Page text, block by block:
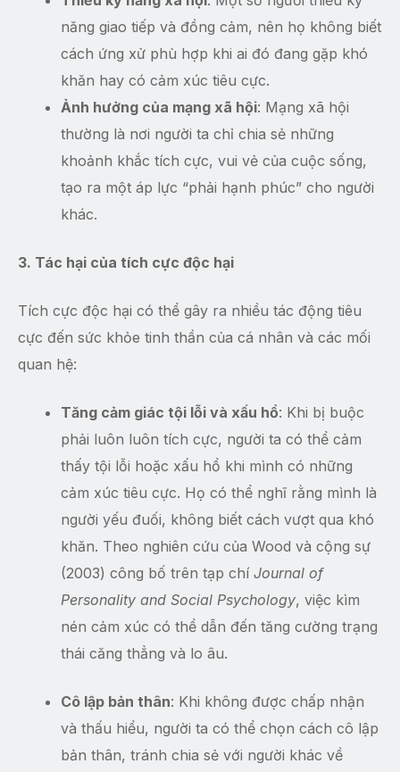
năng giao tiếp và đồng cảm, nên họ không biết
cách ứng xử phù hợp khi ai đó đang gặp khó
khăn hay có cảm xúc tiêu cực.
Ảnh hưởng của mạng xã hội: Mạng xã hội
thường là nơi người ta chỉ chia sẻ những
khoảnh khắc tích cực, vui vẻ của cuộc sống,
tạo ra một áp lực “phải hạnh phúc” cho người
khác.
3. Tác hại của tích cực độc hại
Tích cực độc hại có thể gây ra nhiều tác động tiêu
cực đến sức khỏe tinh thần của cá nhân và các mối
quan hệ:
Tăng cảm giác tội lỗi và xấu hổ: Khi bị buộc
phải luôn luôn tích cực, người ta có thể cảm
thấy tội lỗi hoặc xấu hổ khi mình có những
cảm xúc tiêu cực. Họ có thể nghĩ rằng mình là
người yếu đuối, không biết cách vượt qua khó
khăn. Theo nghiên cứu của Wood và cộng sự
(2003) công bố trên tạp chí Journal of
Personality and Social Psychology, việc kìm
nén cảm xúc có thể dẫn đến tăng cường trạng
thái căng thẳng và lo âu.
Cô lập bản thân: Khi không được chấp nhận
và thấu hiểu, người ta có thể chọn cách cô lập
bản thân, tránh chia sẻ với người khác về